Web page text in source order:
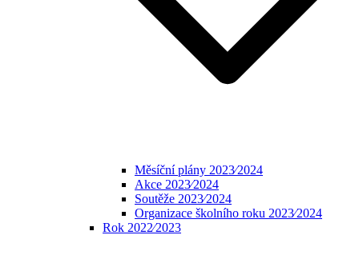
Měsíční plány 2023⁄2024
Akce 2023⁄2024
Soutěže 2023⁄2024
Organizace školního roku 2023⁄2024
Rok 2022⁄2023